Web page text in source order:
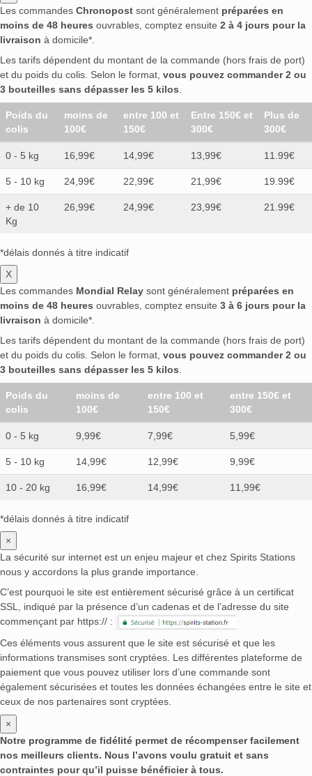
Les commandes Chronopost sont généralement préparées en
moins de 48 heures ouvrables, comptez ensuite 2 à 4 jours pour la
livraison à domicile*.
Les tarifs dépendent du montant de la commande (hors frais de port)
et du poids du colis. Selon le format, vous pouvez commander 2 ou
3 bouteilles sans dépasser les 5 kilos
Poids du
colis
moins de
100€
entre 100 et
150€
Entre 150€ et
300€
Plus de
300€
0 - 5 kg 16,99€ 14,99€ 13,99€ 11.99€
5 - 10 kg 24,99€ 22,99€ 21,99€ 19.99€
+ de 10
Kg
26,99€ 24,99€ 23,99€ 21.99€
*délais donnés à titre indicatif
X
Les commandes Mondial Relay sont généralement préparées en
moins de 48 heures ouvrables, comptez ensuite 3 à 6 jours pour la
livraison à domicile*.
Les tarifs dépendent du montant de la commande (hors frais de port)
et du poids du colis. Selon le format, vous pouvez commander 2 ou
3 bouteilles sans dépasser les 5 kilos
Poids du
colis
moins de
100€
entre 100 et
150€
entre 150€ et
300€
0 - 5 kg 9,99€ 7,99€ 5,99€
5 - 10 kg 14,99€ 12,99€ 9,99€
10 - 20 kg 16,99€ 14,99€ 11,99€
*délais donnés à titre indicatif
×
La sécurité sur internet est un enjeu majeur et chez Spirits Stations
nous y accordons la plus grande importance.
C’est pourquoi le site est entièrement sécurisé grâce à un certificat
SSL, indiqué par la présence d’un cadenas et de l’adresse du site
commençant par https:// :
Ces éléments vous assurent que le site est sécurisé et que les
informations transmises sont cryptées. Les différentes plateforme de
paiement que vous pouvez utiliser lors d’une commande sont
également sécurisées et toutes les données échangées entre le site et
ceux de nos partenaires sont cryptées.
×
Notre programme de fidélité permet de récompenser facilement
nos meilleurs clients. Nous l’avons voulu gratuit et sans
contraintes pour qu’il puisse bénéficier à tous.